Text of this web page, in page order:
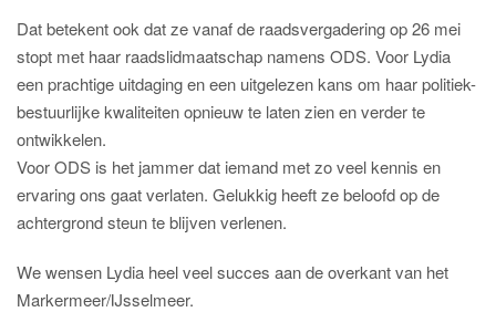
Dat betekent ook dat ze vanaf de raadsvergadering op 26 mei
stopt met haar raadslidmaatschap namens ODS. Voor Lydia
een prachtige uitdaging en een uitgelezen kans om haar politiek-
bestuurlijke kwaliteiten opnieuw te laten zien en verder te
ontwikkelen.
Voor ODS is het jammer dat iemand met zo veel kennis en
ervaring ons gaat verlaten. Gelukkig heeft ze beloofd op de
achtergrond steun te blijven verlenen.
We wensen Lydia heel veel succes aan de overkant van het
Markermeer/IJsselmeer.